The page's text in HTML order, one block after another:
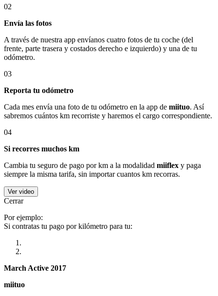
02
Envía las fotos
A través de nuestra app envíanos cuatro fotos de tu coche (del
frente, parte trasera y costados derecho e izquierdo) y una de tu
odómetro.
03
Reporta tu odómetro
Cada mes envía una foto de tu odómetro en la app de miituo. Así
sabremos cuántos km recorriste y haremos el cargo correspondiente.
04
Si recorres muchos km
Cambia tu seguro de pago por km a la modalidad miiflex y paga
siempre la misma tarifa, sin importar cuantos km recorras.
Ver video
Cerrar
Por ejemplo:
Si contratas tu pago por kilómetro para tu:
March Active 2017
miituo